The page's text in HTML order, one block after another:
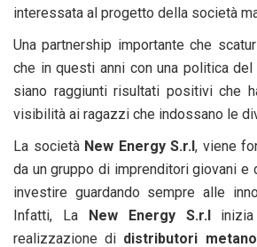
interessata al progetto della società
Una partnership importante che
che in questi anni con una politica
siano raggiunti risultati positivi che
visibilità ai ragazzi che indossano le
La societàNew Energy S.r.l, viene
da un gruppo di imprenditori giovani e
investire guardando sempre alle
Infatti, La New Energy S.r.linizia
realizzazione di distributori metano